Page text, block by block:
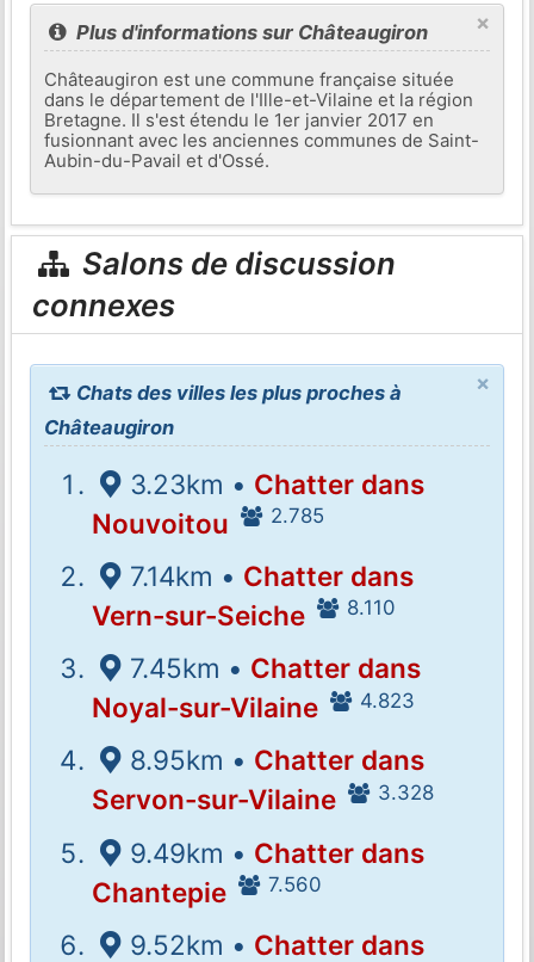
×
Plus d'informations sur Châteaugiron
Châteaugiron est une commune française située
dans le département de l'Ille-et-Vilaine et la région
Bretagne. Il s'est étendu le 1er janvier 2017 en
fusionnant avec les anciennes communes de Saint-
Aubin-du-Pavail et d'Ossé.
Salons de discussion
connexes
×
Chats des villes les plus proches à
Châteaugiron
3.23km • Chatter dans
Nouvoitou
2.785
7.14km • Chatter dans
Vern-sur-Seiche
8.110
7.45km • Chatter dans
Noyal-sur-Vilaine
4.823
8.95km • Chatter dans
Servon-sur-Vilaine
3.328
9.49km • Chatter dans
Chantepie
7.560
9.52km • Chatter dans